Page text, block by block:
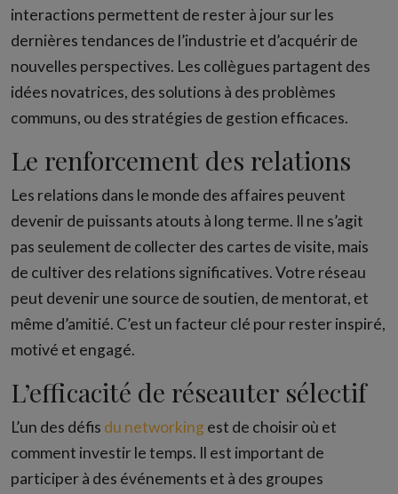
interactions permettent de rester à jour sur les
dernières tendances de l’industrie et d’acquérir de
nouvelles perspectives. Les collègues partagent des
idées novatrices, des solutions à des problèmes
communs, ou des stratégies de gestion efficaces.
Le renforcement des relations
Les relations dans le monde des affaires peuvent
devenir de puissants atouts à long terme. Il ne s’agit
pas seulement de collecter des cartes de visite, mais
de cultiver des relations significatives. Votre réseau
peut devenir une source de soutien, de mentorat, et
même d’amitié. C’est un facteur clé pour rester inspiré,
motivé et engagé.
L’efficacité de réseauter sélectif
L’un des défis du networking est de choisir où et
comment investir le temps. Il est important de
participer à des événements et à des groupes